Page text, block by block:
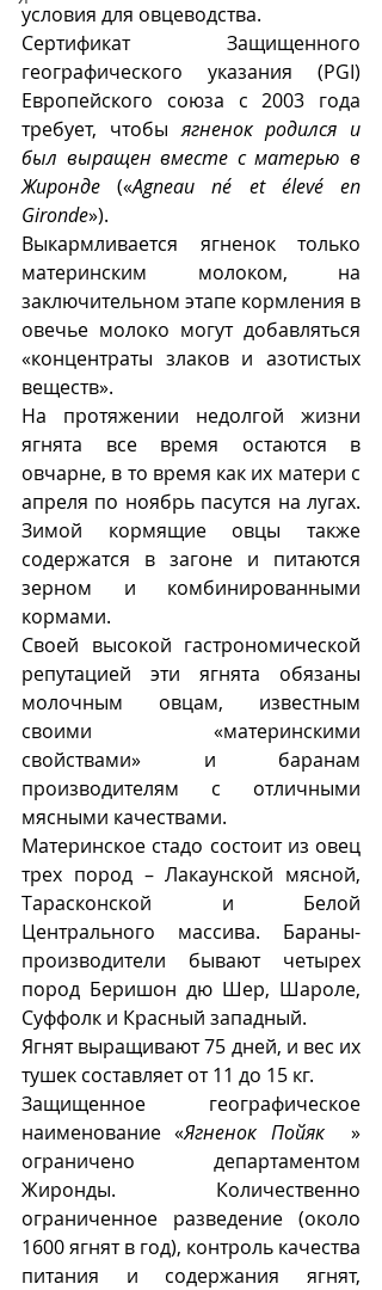
условия для овцеводства.
Сертификат Защищенного
географического указания (PGI)
Европейского союза с 2003 года
требует, чтобы ягненок родился и
был выращен вместе с матерью в
Жиронде («Agneau né et élevé en
Gironde»).
Выкармливается ягненок только
материнским молоком, на
заключительном этапе кормления в
овечье молоко могут добавляться
«концентраты злаков и азотистых
веществ».
На протяжении недолгой жизни
ягнята все время остаются в
овчарне, в то время как их матери с
апреля по ноябрь пасутся на лугах.
Зимой кормящие овцы также
содержатся в загоне и питаются
зерном и комбинированными
кормами.
Своей высокой гастрономической
репутацией эти ягнята обязаны
молочным овцам, известным
своими «материнскими
свойствами» и баранам
производителям с отличными
мясными качествами.
Материнское стадо состоит из овец
трех пород – Лакаунской мясной,
Тарасконской и Белой
Центрального массива. Бараны-
производители бывают четырех
пород Беришон дю Шер, Шароле,
Суффолк и Красный западный.
Ягнят выращивают 75 дней, и вес их
тушек составляет от 11 до 15 кг.
Защищенное географическое
наименование «Ягненок Пойяк
  »
ограничено департаментом
Жиронды. Количественно
ограниченное разведение (около
1600 ягнят в год), контроль качества
питания и содержания ягнят,